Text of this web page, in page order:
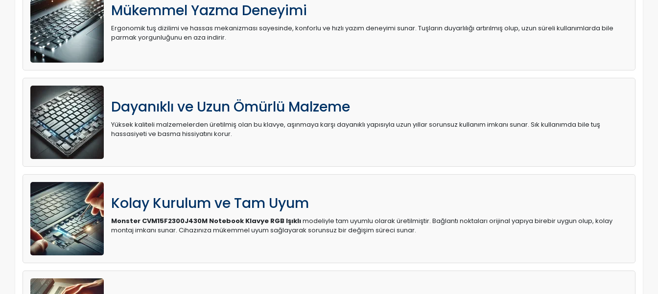
Mükemmel Yazma Deneyimi
Ergonomik tuş dizilimi ve hassas mekanizması sayesinde, konforlu ve hızlı yazım deneyimi sunar. Tuşların duyarlılığı artırılmış olup, uzun süreli kullanımlarda bile
parmak yorgunluğunu en aza indirir.
Dayanıklı ve Uzun Ömürlü Malzeme
Yüksek kaliteli malzemelerden üretilmiş olan bu klavye, aşınmaya karşı dayanıklı yapısıyla uzun yıllar sorunsuz kullanım imkanı sunar. Sık kullanımda bile tuş
hassasiyeti ve basma hissiyatını korur.
Kolay Kurulum ve Tam Uyum
Monster CVM15F2300J430M Notebook Klavye RGB Işıklımodeliyle tam uyumlu olarak üretilmiştir. Bağlantı noktaları orijinal yapıya birebir uygun olup, kolay
montaj imkanı sunar. Cihazınıza mükemmel uyum sağlayarak sorunsuz bir değişim süreci sunar.